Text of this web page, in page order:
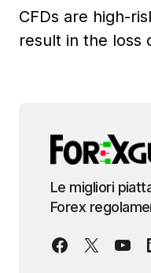
CFDs are high-
result in the loss
Le migliori
Forex